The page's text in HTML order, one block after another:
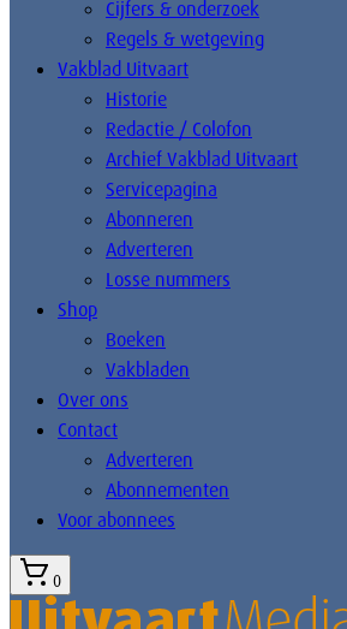
Cijfers & onderzoek
Regels & wetgeving
Vakblad Uitvaart
Historie
Redactie / Colofon
Archief Vakblad Uitvaart
Servicepagina
Abonneren
Adverteren
Losse nummers
Shop
Boeken
Vakbladen
Over ons
Contact
Adverteren
Abonnementen
Voor abonnees
0